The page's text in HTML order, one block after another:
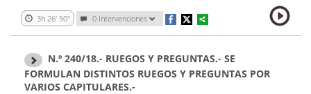
3h 26' 50'' 0 Intervenciones
N.º 240/18.- RUEGOS Y PREGUNTAS.- SE
FORMULAN DISTINTOS RUEGOS Y PREGUNTAS POR
VARIOS CAPITULARES.-